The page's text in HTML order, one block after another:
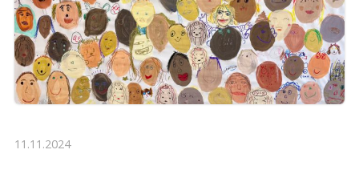
11.11.2024